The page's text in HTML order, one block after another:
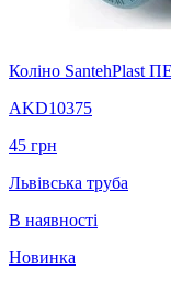
Коліно SantehPlast
AKD10375
45 грн
Львівська труба
В наявності
Новинка